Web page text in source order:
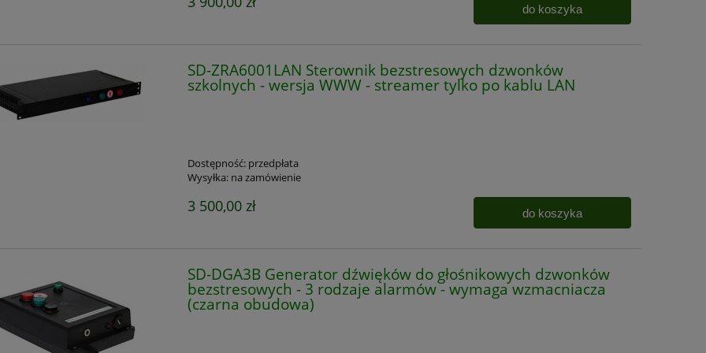
do koszyka
SD-ZRA6001LAN Sterownik bezstresowych dzwonków
szkolnych - wersja WWW - streamer tylko po kablu LAN
Dostępność: przedpłata
Wysyłka: na zamówienie
3 500,00 zł do koszyka
SD-DGA3B Generator dźwięków do głośnikowych dzwonków
bezstresowych - 3 rodzaje alarmów - wymaga wzmacniacza
(czarna obudowa)